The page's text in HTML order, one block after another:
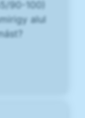
90-100)
alul